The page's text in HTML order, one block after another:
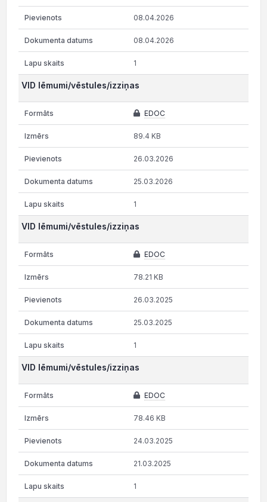
08.04.2026
08.04.2026
1
VID lēmumi/vēstules/izziņas
EDOC
89.4 KB
26.03.2026
25.03.2026
1
VID lēmumi/vēstules/izziņas
EDOC
78.21 KB
26.03.2025
25.03.2025
1
VID lēmumi/vēstules/izziņas
EDOC
78.46 KB
24.03.2025
21.03.2025
1